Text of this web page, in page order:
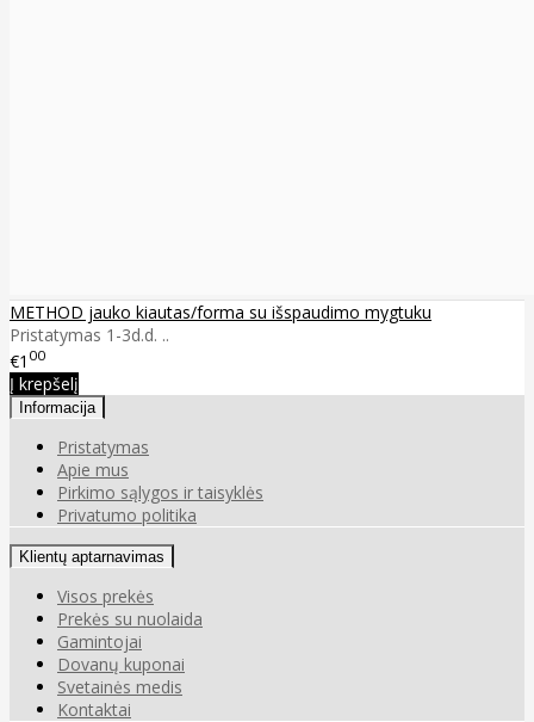
METHOD jauko kiautas/forma su išspaudimo mygtuku
Pristatymas 1-3d.d. ..
€1 00
Į krepšelį
Informacija
Pristatymas
Apie mus
Pirkimo sąlygos ir taisyklės
Privatumo politika
Klientų aptarnavimas
Visos prekės
Prekės su nuolaida
Gamintojai
Dovanų kuponai
Svetainės medis
Kontaktai